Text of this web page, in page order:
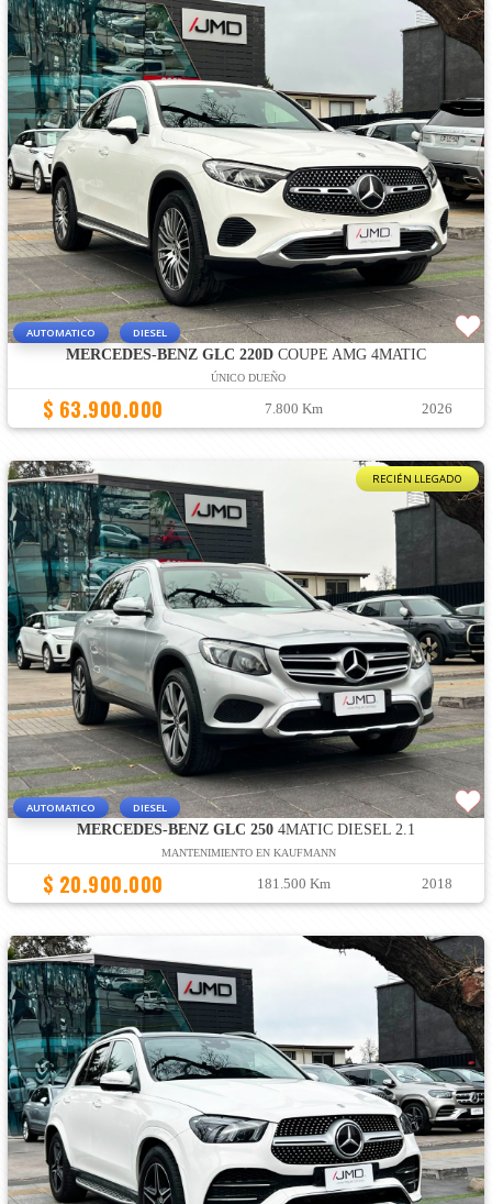
AUTOMATICO DIESEL
MERCEDES-BENZ GLC 220DCOUPE AMG 4MATIC
ÚNICO DUEÑO
$ 63.900.000 7.800 Km 2026
RECIÉN LLEGADO
AUTOMATICO DIESEL
MERCEDES-BENZ GLC 2504MATIC DIESEL 2.1
MANTENIMIENTO EN KAUFMANN
$ 20.900.000 181.500 Km 2018